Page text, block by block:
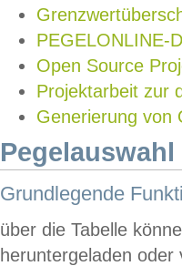
PEGELONLINE-
Open Source
Projektarbeit zur
Generierung von
Grundlegende
über die Tabelle
heruntergeladen oder